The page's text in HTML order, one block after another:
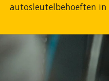
autosleutelbehoeften in